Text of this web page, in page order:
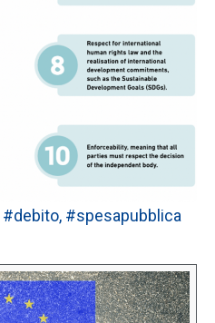
#debito, #spesapubblica